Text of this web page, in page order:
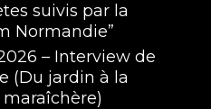
suivis par la
Normandie”
– Interview de
(Du jardin à la